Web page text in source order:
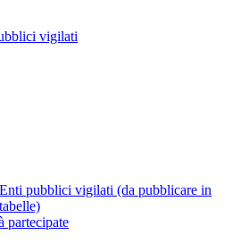
vigilati
Enti pubblici vigilati (da pubblicare in
tabelle)
partecipate